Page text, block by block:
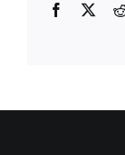
Facebook
X